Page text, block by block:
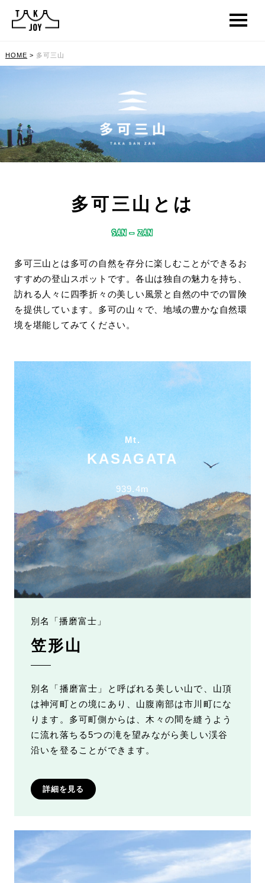
HOME > 多可三山
多可三山とは
SAN - ZAN
多可三山とは多可の自然を存分に楽しむことができるお
すすめの登山スポットです。各山は独自の魅力を持ち、
訪れる人々に四季折々の美しい風景と自然の中での冒険
を提供しています。多可の山々で、地域の豊かな自然環
境を堪能してみてください。
Mt.
KASAGATA
939.4m
別名「播磨富士」
笠形山
別名「播磨富士」と呼ばれる美しい山で、山頂
は神河町との境にあり、山腹南部は市川町にな
ります。多可町側からは、木々の間を縫うよう
に流れ落ちる5つの滝を望みながら美しい渓谷
沿いを登ることができます。
詳細を見る